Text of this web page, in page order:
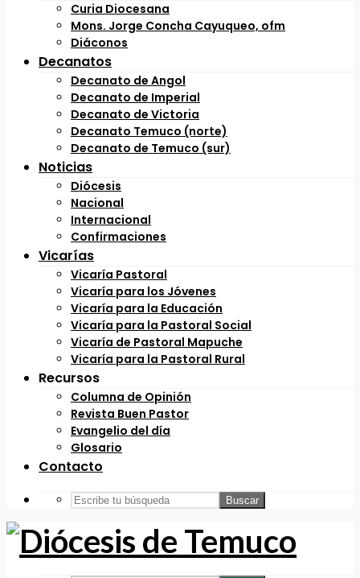
Curia Diocesana
Mons. Jorge Concha Cayuqueo, ofm
Diáconos
Decanatos
Decanato de Angol
Decanato de Imperial
Decanato de Victoria
Decanato Temuco (norte)
Decanato de Temuco (sur)
Noticias
Diócesis
Nacional
Internacional
Confirmaciones
Vicarías
Vicaría Pastoral
Vicaría para los Jóvenes
Vicaría para la Educación
Vicaría para la Pastoral Social
Vicaría de Pastoral Mapuche
Vicaría para la Pastoral Rural
Recursos
Columna de Opinión
Revista Buen Pastor
Evangelio del día
Glosario
Contacto
Buscar